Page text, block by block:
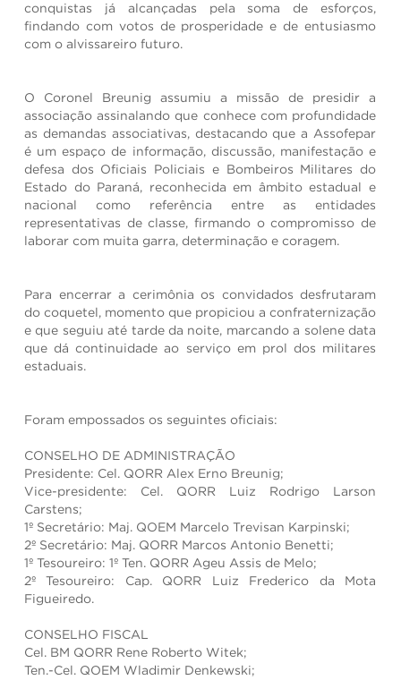
conquistas já alcançadas pela soma de esforços,
findando com votos de prosperidade e de entusiasmo
com o alvissareiro futuro.
O Coronel Breunig assumiu a missão de presidir a
associação assinalando que conhece com profundidade
as demandas associativas, destacando que a Assofepar
é um espaço de informação, discussão, manifestação e
defesa dos Oficiais Policiais e Bombeiros Militares do
Estado do Paraná, reconhecida em âmbito estadual e
nacional como referência entre as entidades
representativas de classe, firmando o compromisso de
laborar com muita garra, determinação e coragem.
Para encerrar a cerimônia os convidados desfrutaram
do coquetel, momento que propiciou a confraternização
e que seguiu até tarde da noite, marcando a solene data
que dá continuidade ao serviço em prol dos militares
estaduais.
Foram empossados os seguintes oficiais:
CONSELHO DE ADMINISTRAÇÃO
Presidente: Cel. QORR Alex Erno Breunig;
Vice-presidente: Cel. QORR Luiz Rodrigo Larson
Carstens;
1º Secretário: Maj. QOEM Marcelo Trevisan Karpinski;
2º Secretário: Maj. QORR Marcos Antonio Benetti;
1º Tesoureiro: 1º Ten. QORR Ageu Assis de Melo;
2º Tesoureiro: Cap. QORR Luiz Frederico da Mota
Figueiredo.
CONSELHO FISCAL
Cel. BM QORR Rene Roberto Witek;
Ten.-Cel. QOEM Wladimir Denkewski;